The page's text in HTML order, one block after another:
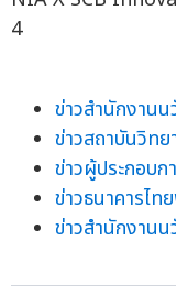
ข่าวสำนักงาน
ข่าวสถาบันวิท
ข่าวผู้ประกอบก
ข่าวธนาคารไ
ข่าวสำนักงาน